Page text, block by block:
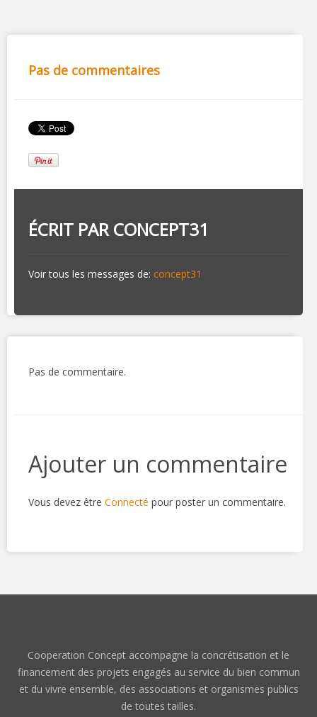
Pas de commentaires
ÉCRIT PARCONCEPT31
Voir tous les messages de: concept31
Pas de commentaire.
Ajouter un commentaire
Vous devez être Connecté pour poster un commentaire.
Cooperation Concept accompagne la concrétisation et le
financement des projets engagés au service du bien commun
et du vivre ensemble, des associations et organismes publics
de toutes tailles.